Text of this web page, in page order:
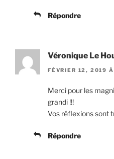
Répondre
Véronique Le
FÉVRIER 12, 2019
Merci pour les
grandi !!!
Vos réflexions sont
Répondre